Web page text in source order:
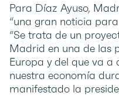
Para Díaz Ayuso,
“una gran noticia
“Se trata de un
Madrid en una de las
Europa y del que va a
nuestra economía
manifestado la